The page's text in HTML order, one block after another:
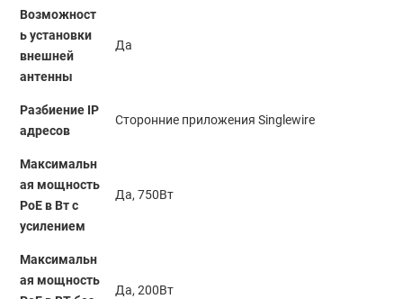
Возможност
ь установки
внешней
антенны
Да
Разбиение IP
адресов
Сторонние приложения Singlewire
Максимальн
ая мощность
PoE в Вт с
усилением
Да, 750Вт
Максимальн
ая мощность
Да, 200Вт